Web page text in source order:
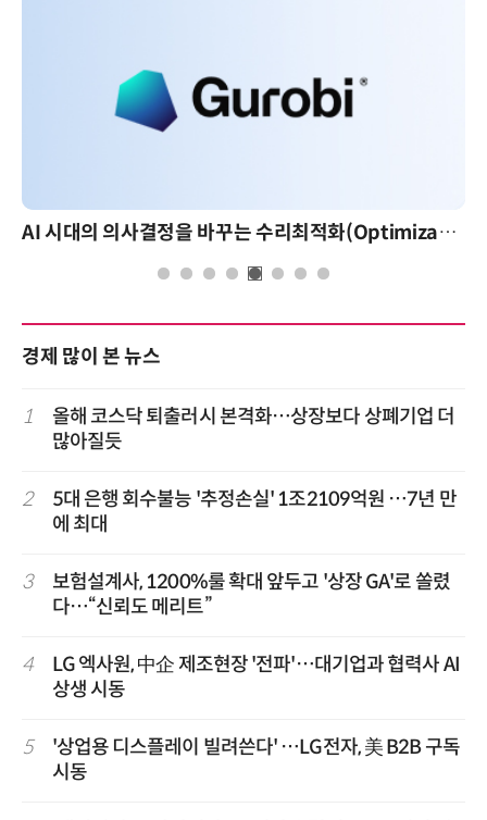
AI 시대의 의사결정을 바꾸는 수리최적화(Optimization): 실제 산업 적용 사례와 활용 전략
경제 많이 본 뉴스
1
올해 코스닥 퇴출러시 본격화…상장보다 상폐기업 더
많아질듯
2
5대 은행 회수불능 '추정손실' 1조2109억원 …7년 만
에 최대
3
보험설계사, 1200%룰 확대 앞두고 '상장 GA'로 쏠렸
다…“신뢰도 메리트”
4
LG 엑사원, 中企 제조현장 '전파'…대기업과 협력사 AI
상생 시동
5
'상업용 디스플레이 빌려쓴다' …LG전자, 美 B2B 구독
시동